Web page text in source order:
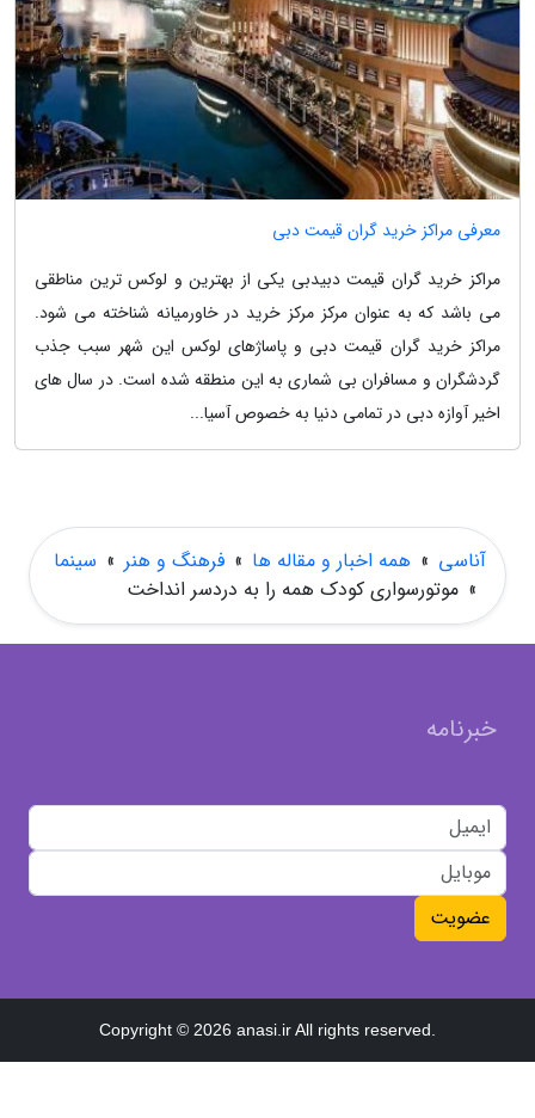
معرفی مراکز خرید گران قیمت دبی
مراکز خرید گران قیمت دبیدبی یکی از بهترین و لوکس ترین مناطقی
می باشد که به عنوان مرکز مرکز خرید در خاورمیانه شناخته می شود.
مراکز خرید گران قیمت دبی و پاساژهای لوکس این شهر سبب جذب
گردشگران و مسافران بی شماری به این منطقه شده است. در سال های
اخیر آوازه دبی در تمامی دنیا به خصوص آسیا...
آناسی » همه اخبار و مقاله ها » فرهنگ و هنر » سینما
» موتورسواری کودک همه را به دردسر انداخت
خبرنامه
عضویت
Copyright © 2026 anasi.ir All rights reserved.